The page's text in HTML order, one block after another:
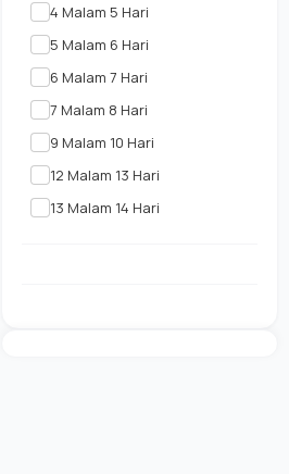
4 Malam 5 Hari
5 Malam 6 Hari
6 Malam 7 Hari
7 Malam 8 Hari
9 Malam 10 Hari
12 Malam 13 Hari
13 Malam 14 Hari